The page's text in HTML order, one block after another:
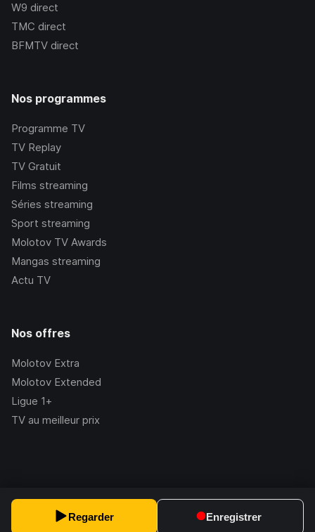
Regarder Enregistrer
W9 direct
TMC direct
BFMTV direct
Nos programmes
Programme TV
TV Replay
TV Gratuit
Films streaming
Séries streaming
Sport streaming
Molotov TV Awards
Mangas streaming
Actu TV
Nos offres
Molotov Extra
Molotov Extended
Ligue 1+
TV au meilleur prix
2.228.1